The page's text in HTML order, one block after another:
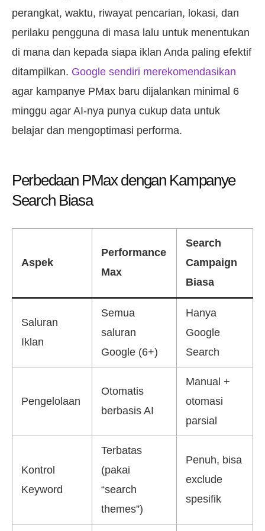
perangkat, waktu, riwayat pencarian, lokasi, dan
perilaku pengguna di masa lalu untuk menentukan
di mana dan kepada siapa iklan Anda paling efektif
ditampilkan. Google sendiri merekomendasikan
agar kampanye PMax baru dijalankan minimal 6
minggu agar AI-nya punya cukup data untuk
belajar dan mengoptimasi performa.
Perbedaan PMax dengan Kampanye
Search Biasa
Aspek
Performance
Max
Search
Campaign
Biasa
Saluran
Iklan
Semua
saluran
Google (6+)
Hanya
Google
Search
Pengelolaan
Otomatis
berbasis AI
Manual +
otomasi
parsial
Kontrol
Keyword
Terbatas
(pakai
“search
themes”)
Penuh, bisa
exclude
spesifik